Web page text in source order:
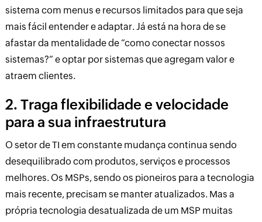
sistema com menus e recursos limitados para que seja
mais fácil entender e adaptar. Já está na hora de se
afastar da mentalidade de “como conectar nossos
sistemas?” e optar por sistemas que agregam valor e
atraem clientes.
2. Traga flexibilidade e velocidade
para a sua infraestrutura
O setor de TI em constante mudança continua sendo
desequilibrado com produtos, serviços e processos
melhores. Os MSPs, sendo os pioneiros para a tecnologia
mais recente, precisam se manter atualizados. Mas a
própria tecnologia desatualizada de um MSP muitas